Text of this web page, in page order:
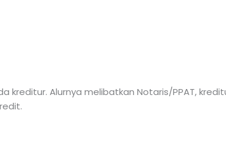
Alurnya melibatkan Notaris/PPAT,